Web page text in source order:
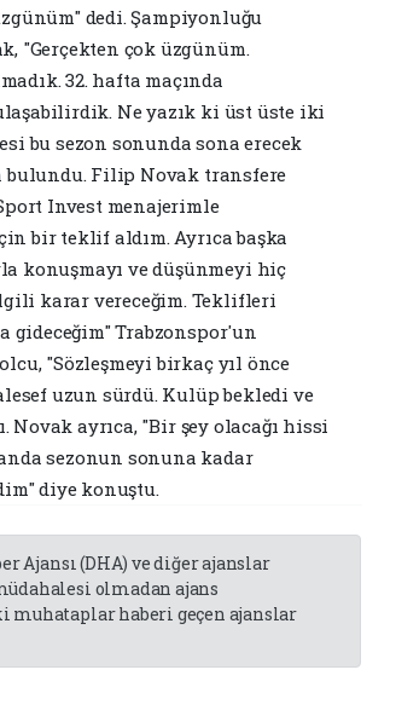
dedi. Şampiyonluğu
"Gerçekten çok üzgünüm.
32. hafta maçında
Ne yazık ki üst üste iki
bu sezon sonunda sona erecek
bulundu. Filip Novak transfere
Invest menajerimle
bir teklif aldım. Ayrıca başka
konuşmayı ve düşünmeyi hiç
karar vereceğim. Teklifleri
gideceğim" Trabzonspor'un
"Sözleşmeyi birkaç yıl önce
uzun sürdü. Kulüp bekledi ve
Novak ayrıca, "Bir şey olacağı hissi
sezonun sonuna kadar
diye konuştu.
Ajansı (DHA) ve diğer ajanslar
olmadan ajans
haberi geçen ajanslar